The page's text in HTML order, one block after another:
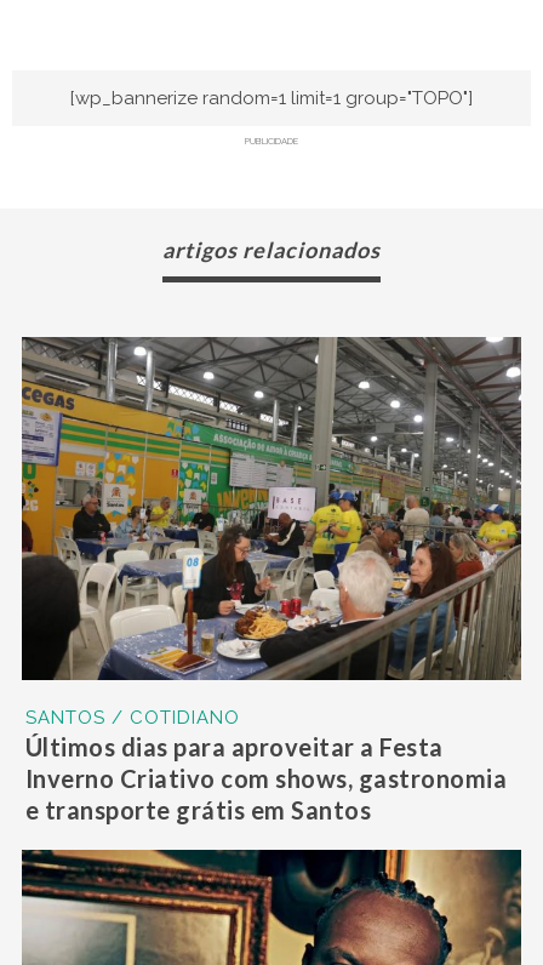
[wp_bannerize random=1 limit=1 group="TOPO"]
PUBLICIDADE
artigos relacionados
SANTOS / COTIDIANO
Últimos dias para aproveitar a Festa
Inverno Criativo com shows, gastronomia
e transporte grátis em Santos